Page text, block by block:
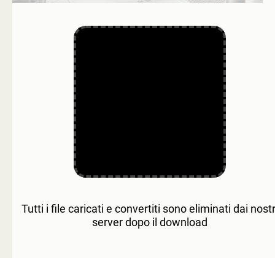
Tutti i file caricati e convertiti sono eliminati dai
server dopo il download